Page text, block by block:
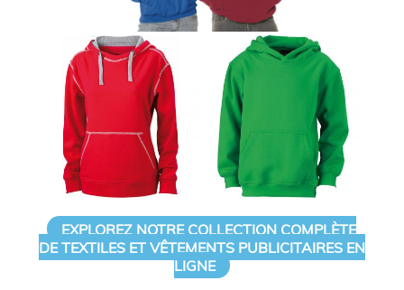
EXPLOREZ NOTRE COLLECTION COMPLÈTE
DE TEXTILES ET VÊTEMENTS PUBLICITAIRES EN
LIGNE